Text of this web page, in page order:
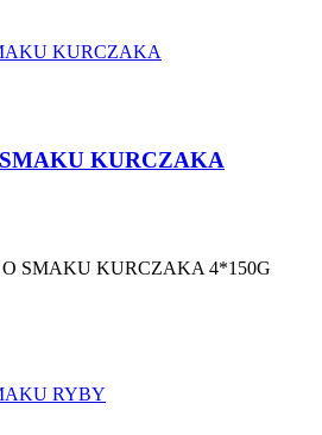
KURCZAKA
O SMAKU KURCZAKA 4*150G